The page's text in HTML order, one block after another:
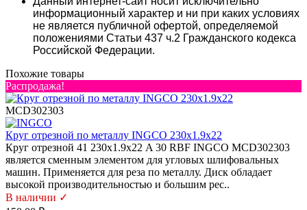
информационный характер и ни при каких условиях
не является публичной офертой, определяемой
положениями Статьи 437 ч.2 Гражданского кодекса
Российской Федерации.
Похожие товары
Распродажа!
MCD302303
Круг отрезной по металлу INGCO 230x1.9x22
Круг отрезной 41 230х1.9х22 A 30 RBF INGCO MCD302303
является сменным элементом для угловых шлифовальных
машин. Применяется для реза по металлу. Диск обладает
высокой производительностью и большим рес..
В наличии ✓